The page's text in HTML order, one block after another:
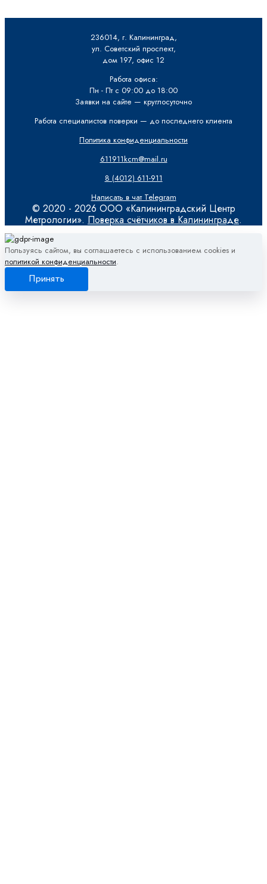
236014, г. Калининград,
ул. Советский проспект,
дом 197, офис 12
Работа офиса:
Пн - Пт с 09:00 до 18:00
Заявки на сайте — круглосуточно
Работа специалистов поверки — до последнего клиента
Политика конфиденциальности
611911kcm@mail.ru
8 (4012) 611-911
Написать в чат Telegram
© 2020 - 2026 ООО «Калининградский Центр
Метрологии». Поверка счётчиков в Калининграде.
Пользуясь сайтом, вы соглашаетесь с использованием cookies и
политикой конфиденциальности.
Принять